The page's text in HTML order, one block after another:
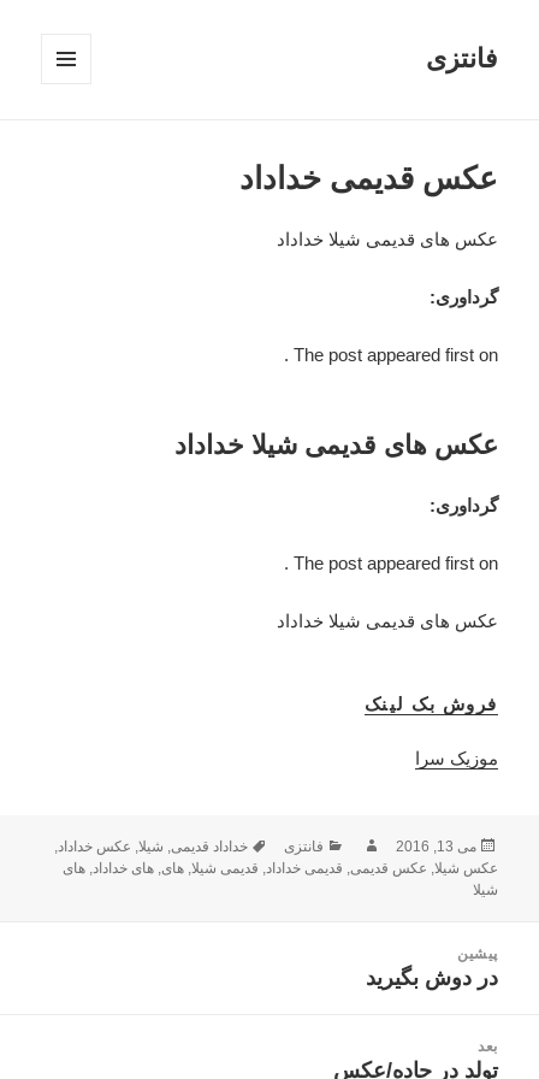
فانتزی
عکس قدیمی خداداد
عکس های قدیمی شیلا خداداد
گرداوری:
The post appeared first on .
عکس های قدیمی شیلا خداداد
گرداوری:
The post appeared first on .
عکس های قدیمی شیلا خداداد
فروش بک لینک
موزیک سرا
ارسال
شده
در
می 13, 2016 نویسندهدسته‌ها
فانتزی برچسب‌ها
خداداد قدیمی, شیلا, عکس خداداد,
عکس شیلا, عکس قدیمی, قدیمی خداداد, قدیمی شیلا,های,های خداداد,های
شیلا
نوشته
پیشین
نوشته
در دوش بگیرید
بعد
نوشته
تولد در جاده/عکس